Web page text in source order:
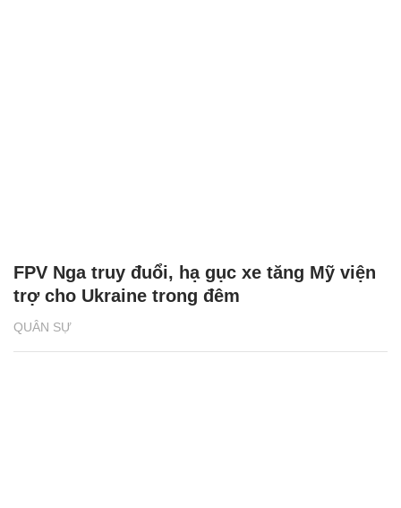
QUÂN SỰ
FPV Nga truy đuổi, hạ gục xe tăng Mỹ viện
trợ cho Ukraine trong đêm